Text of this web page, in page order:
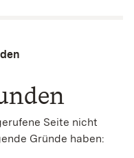
Seite nicht
Gründe haben: